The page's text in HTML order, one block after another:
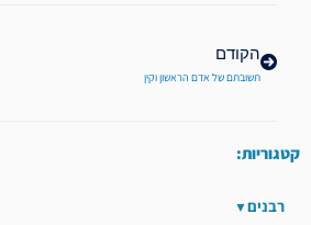
הקודם
תשובתם של אדם הראשון וקין
קטגוריות:
רבנים